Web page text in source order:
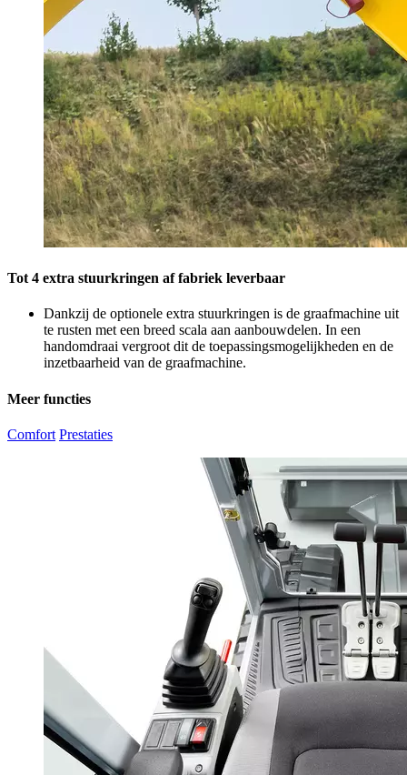
Tot 4 extra stuurkringen af fabriek leverbaar
Dankzij de optionele extra stuurkringen is de graafmachine uit
te rusten met een breed scala aan aanbouwdelen. In een
handomdraai vergroot dit de toepassingsmogelijkheden en de
inzetbaarheid van de graafmachine.
Meer functies
Comfort Prestaties